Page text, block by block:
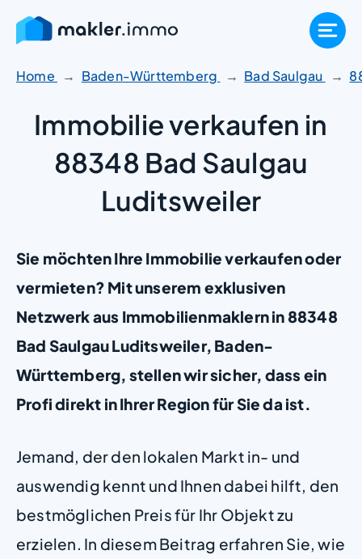
Zum
Inhalt
springen
Home Baden-Württemberg Bad Saulgau
Immobilie verkaufen in
88348 Bad Saulgau
Luditsweiler
Sie möchten Ihre Immobilie verkaufen oder
vermieten? Mit unserem exklusiven
Netzwerk aus Immobilienmaklern in 88348
Bad Saulgau Luditsweiler, Baden-
Württemberg, stellen wir sicher, dass ein
Profi direkt in Ihrer Region für Sie da ist.
Jemand, der den lokalen Markt in- und
auswendig kennt und Ihnen dabei hilft, den
bestmöglichen Preis für Ihr Objekt zu
erzielen. In diesem Beitrag erfahren Sie, wie